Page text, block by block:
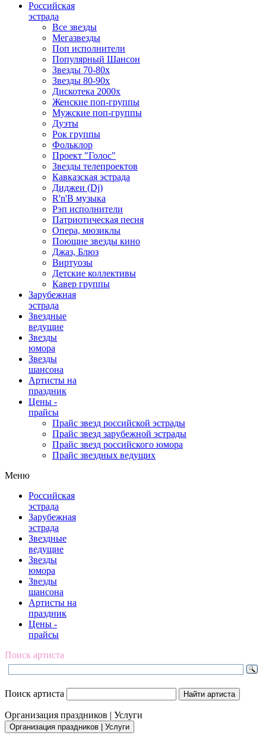
Российская
эстрада
Все звезды
Мегазвезды
Поп исполнители
Популярный Шансон
Звезды 70-80х
Звезды 80-90х
Дискотека 2000х
Женские поп-группы
Мужские поп-группы
Дуэты
Рок группы
Фольклор
Проект "Голос"
Звезды телепроектов
Кавказская эстрада
Диджеи (Dj)
R'n'B музыка
Рэп исполнители
Патриотическая песня
Опера, мюзиклы
Поющие звезды кино
Джаз, Блюз
Виртуозы
Детские коллективы
Кавер группы
Зарубежная
эстрада
Звездные
ведущие
Звезды
юмора
Звезды
шансона
Артисты на
праздник
Цены -
прайсы
Прайс звезд российской эстрады
Прайс звезд зарубежной эстрады
Прайс звезд российского юмора
Прайс звездных ведущих
Меню
Российская
эстрада
Зарубежная
эстрада
Звездные
ведущие
Звезды
юмора
Звезды
шансона
Артисты на
праздник
Цены -
прайсы
Поиск артиста
Поиск артиста
Организация праздников | Услуги
Организация праздников | Услуги